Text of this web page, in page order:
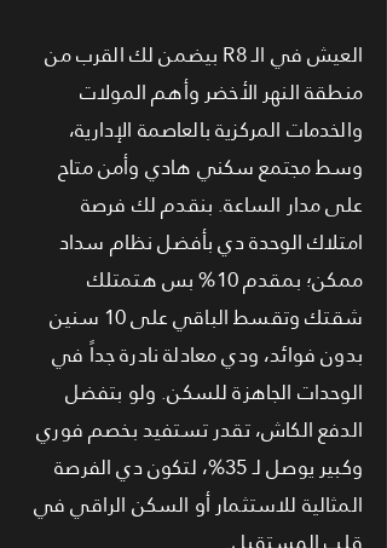
العيش في الـ R8 بيضمن لك القرب من
منطقة النهر الأخضر وأهم المولات
والخدمات المركزية بالعاصمة الإدارية،
وسط مجتمع سكني هادي وأمن متاح
على مدار الساعة. بنقدم لك فرصة
امتلاك الوحدة دي بأفضل نظام سداد
ممكن؛ بمقدم 10% بس هتمتلك
شقتك وتقسط الباقي على 10 سنين
بدون فوائد، ودي معادلة نادرة جداً في
الوحدات الجاهزة للسكن. ولو بتفضل
الدفع الكاش، تقدر تستفيد بخصم فوري
وكبير يوصل لـ 35%، لتكون دي الفرصة
المثالية للاستثمار أو السكن الراقي في